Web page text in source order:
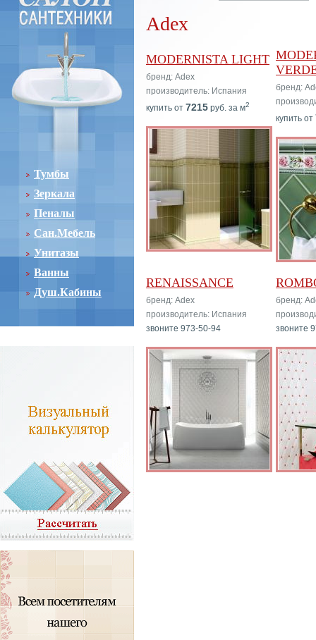
Тумбы
Зеркала
Пеналы
Сан.Мебель
Унитазы
Ванны
Душ.Кабины
Adex
MODERNISTA LIGHT
бренд: Adex
производитель: Испания
купить от 7215 руб. за м2
бренд:
купить от
RENAISSANCE
бренд: Adex
производитель: Испания
звоните 973-50-94
бренд:
звоните